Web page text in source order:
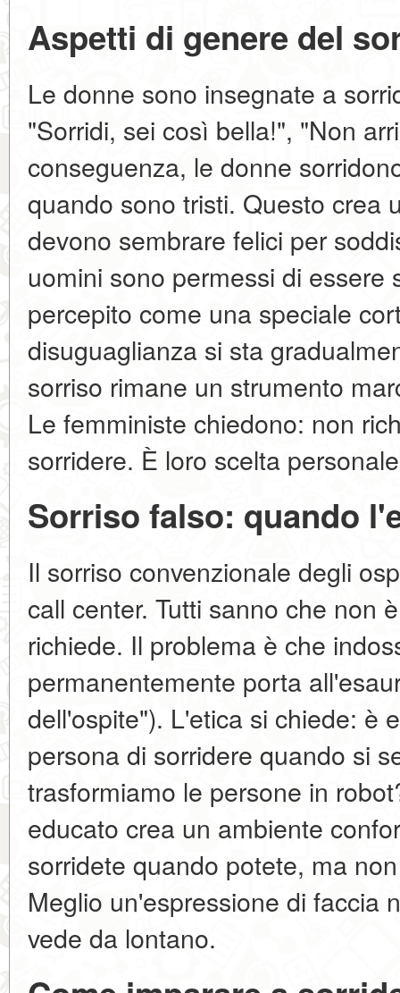
Aspetti di genere del
Le donne sono insegnate a
"Sorridi, sei così bella!", "Non
conseguenza, le donne
quando sono tristi. Questo crea
devono sembrare felici per
uomini sono permessi di essere
percepito come una speciale
disuguaglianza si sta
sorriso rimane un strumento
Le femministe chiedono: non
sorridere. È loro scelta
Sorriso falso: quando
Il sorriso convenzionale degli
call center. Tutti sanno che non
richiede. Il problema è che
permanentemente porta
dell'ospite"). L'etica si chiede: è
persona di sorridere quando si
trasformiamo le persone in
educato crea un ambiente
sorridete quando potete, ma
Meglio un'espressione di faccia
vede da lontano.